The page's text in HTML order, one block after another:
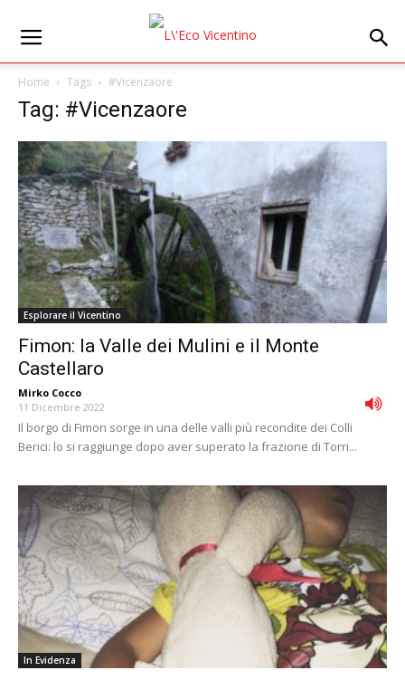
Home Tags #Vicenzaore
Tag: #Vicenzaore
Esplorare il Vicentino
Fimon: la Valle dei Mulini e il Monte
Castellaro
Mirko Cocco -
11 Dicembre 2022
Il borgo di Fimon sorge in una delle valli più recondite dei Colli
Berici: lo si raggiunge dopo aver superato la frazione di Torri...
In Evidenza